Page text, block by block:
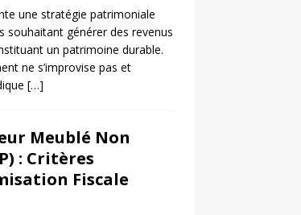
une stratégie patrimoniale
souhaitant générer des revenus
un patrimoine durable.
ne s’improvise pas et
[…]
Meublé Non
: Critères
Fiscale